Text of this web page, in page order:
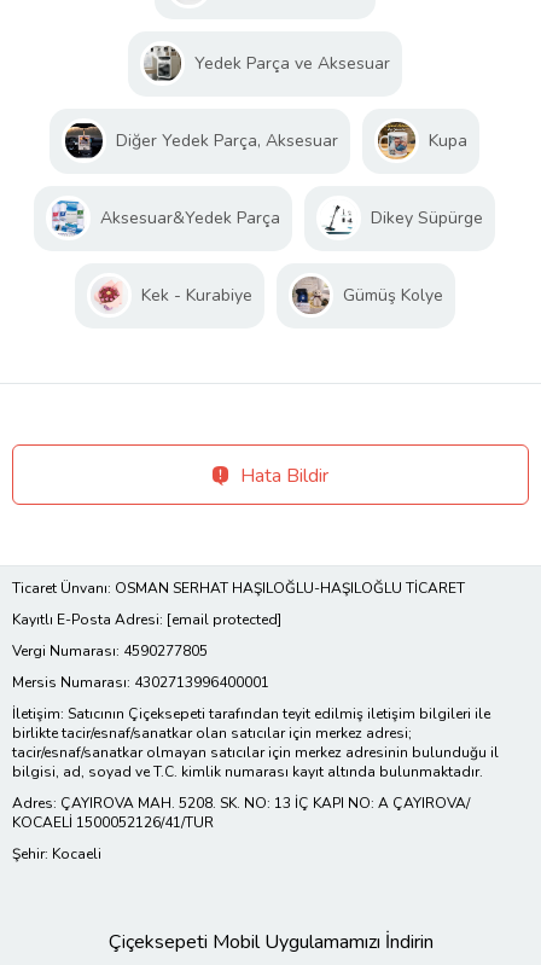
Yedek Parça ve Aksesuar
Diğer Yedek Parça, Aksesuar Kupa
Aksesuar&Yedek Parça Dikey Süpürge
Kek - Kurabiye Gümüş Kolye
Hata Bildir
Ticaret Ünvanı: OSMAN SERHAT HAŞILOĞLU-HAŞILOĞLU TİCARET
Kayıtlı E-Posta Adresi: [email protected]
Vergi Numarası: 4590277805
Mersis Numarası: 4302713996400001
İletişim: Satıcının Çiçeksepeti tarafından teyit edilmiş iletişim bilgileri ile
birlikte tacir/esnaf/sanatkar olan satıcılar için merkez adresi;
tacir/esnaf/sanatkar olmayan satıcılar için merkez adresinin bulunduğu il
bilgisi, ad, soyad ve T.C. kimlik numarası kayıt altında bulunmaktadır.
Adres: ÇAYIROVA MAH. 5208. SK. NO: 13 İÇ KAPI NO: A ÇAYIROVA/
KOCAELİ 1500052126/41/TUR
Şehir: Kocaeli
Çiçeksepeti Mobil Uygulamamızı İndirin